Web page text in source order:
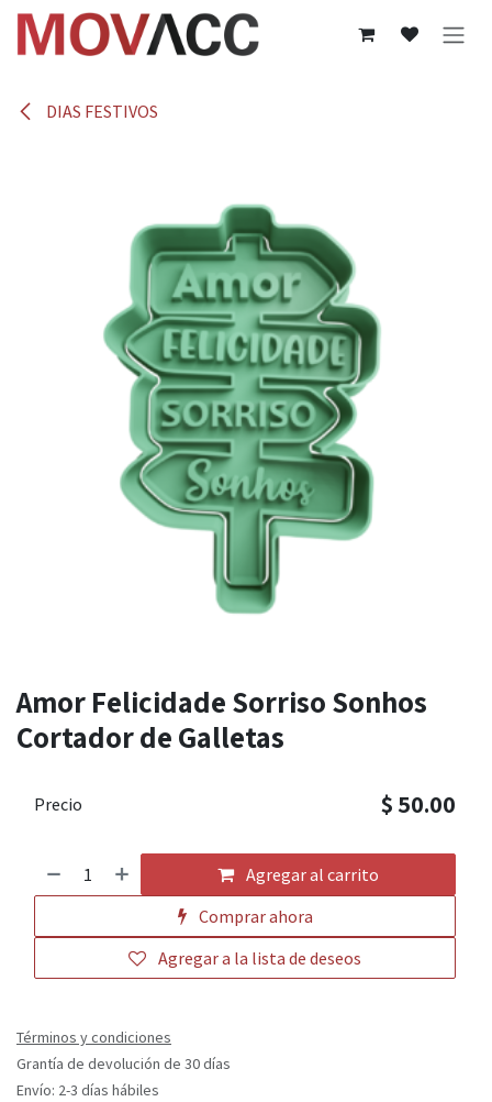
Ir al contenido
DIAS FESTIVOS
Amor Felicidade Sorriso Sonhos
Cortador de Galletas
Agregar al carrito
Comprar ahora
Agregar a la lista de deseos
Precio $ 50.00
Términos y condiciones
Grantía de devolución de 30 días
Envío: 2-3 días hábiles